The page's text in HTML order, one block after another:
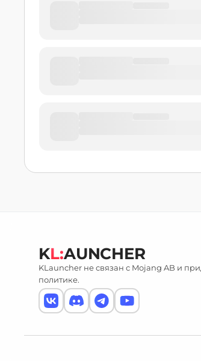
KL:AUNCHER
KLauncher не связан с Mojang AB и
политике.